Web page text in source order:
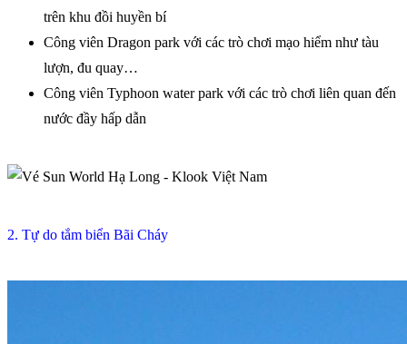
trên khu đồi huyền bí
Công viên Dragon park với các trò chơi mạo hiểm như tàu
lượn, đu quay…
Công viên Typhoon water park với các trò chơi liên quan đến
nước đầy hấp dẫn
2. Tự do tắm biển Bãi Cháy